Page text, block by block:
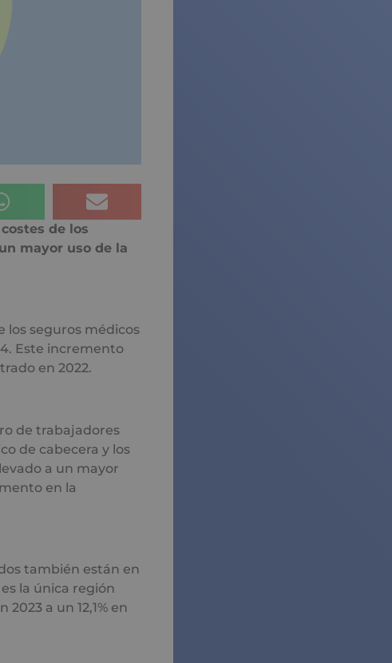
de los
mayor uso de la
los seguros médicos
Este incremento
en 2022.
de trabajadores
de cabecera y los
a un mayor
en la
también están en
la única región
a un 12,1% en